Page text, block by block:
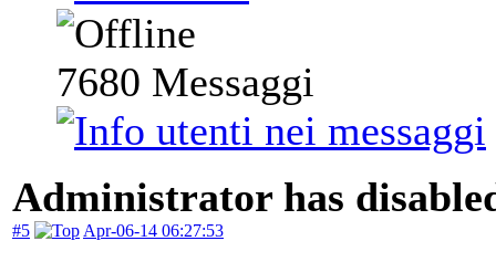
7680 Messaggi
Administrator has
#5 Apr-06-14 06:27:53